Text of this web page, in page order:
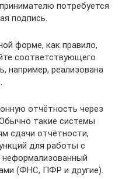
потребуется
подпись.
форме, как правило,
соответствующего
например, реализована
отчётность через
такие системы
сдачи отчётности,
для работы с
(ФНС, ПФР и другие).